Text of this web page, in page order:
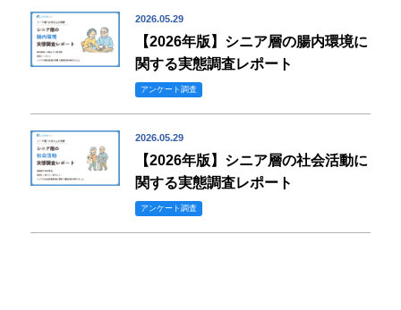
2026.05.29
【2026年版】シニア層の腸内環境に
関する実態調査レポート
アンケート調査
2026.05.29
【2026年版】シニア層の社会活動に
関する実態調査レポート
アンケート調査